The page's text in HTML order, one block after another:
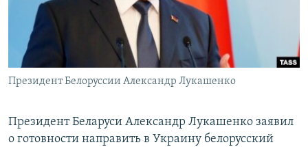
ПОБЕДИТЕЛЕЙ НЕ СУДЯТ?
КРЫМ.НЕПОКОРЕННЫЙ
УКРАИНСКАЯ ПРОБЛЕМА КРЫМА
ПРИСОЕДИНЯЙТЕСЬ!
Президент Белоруссии Александр Лукашенко
Президент Беларуси Александр Лукашенко заявил
о готовности направить в Украину белорусский